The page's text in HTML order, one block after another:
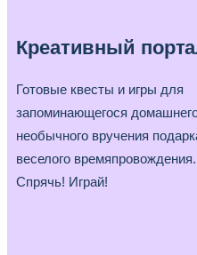
Креативный
Готовые квесты и игры для
запоминающегося
необычного вручения
веселого
Спрячь! Играй!